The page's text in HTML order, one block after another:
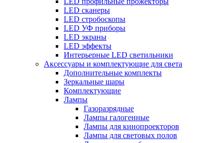
LED сканеры
LED стробоскопы
LED УФ приборы
LED экраны
LED эффекты
Интерьерные LED светильники
Аксессуары и комплектующие для света
Дополнительные комплекты
Зеркальные шары
Комплектующие
Лампы
Газоразрядные
Лампы галогенные
Лампы для кинопроекторов
Лампы для световых полов